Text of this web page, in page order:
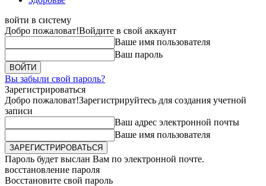
войти в систему
Добро пожаловат!Войдите в свой аккаунт
Ваше имя пользователя
Ваш пароль
Вы забыли свой пароль?
Зарегистрироваться
Добро пожаловат!Зарегистрируйтесь для создания учетной
записи
Ваш адрес электронной почты
Ваше имя пользователя
Пароль будет выслан Вам по электронной почте.
восстановление пароля
Восстановите свой пароль